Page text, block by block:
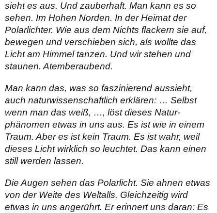
sieht es aus. Und zauberhaft. Man kann es so
sehen. Im Hohen Norden. In der Heimat der
Polarlichter. Wie aus dem Nichts flackern sie auf,
bewegen und verschieben sich, als wollte das
Licht am Himmel tanzen. Und wir stehen und
staunen. Atemberaubend.
Man kann das, was so faszinierend aussieht,
auch naturwissen­schaftlich erklären: … Selbst
wenn man das weiß, …, löst dieses Natur­
phänomen etwas in uns aus. Es ist wie in einem
Traum. Aber es ist kein Traum. Es ist wahr, weil
dieses Licht wirklich so leuchtet. Das kann einen
still werden lassen.
Die Augen sehen das Polarlicht. Sie ahnen etwas
von der Weite des Weltalls. Gleichzeitig wird
etwas in uns angerührt. Er erinnert uns daran: Es